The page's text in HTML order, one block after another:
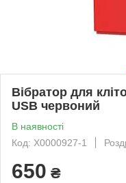
Вібратор для
USB червоний
В наявності
Код: X0000927-1
650 ₴